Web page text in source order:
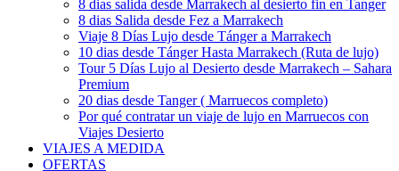
8 dias salida desde Marrakech al desierto fin en Tanger
8 dias Salida desde Fez a Marrakech
Viaje 8 Días Lujo desde Tánger a Marrakech
10 dias desde Tánger Hasta Marrakech (Ruta de lujo)
Tour 5 Días Lujo al Desierto desde Marrakech – Sahara
Premium
20 dias desde Tanger ( Marruecos completo)
Por qué contratar un viaje de lujo en Marruecos con
Viajes Desierto
VIAJES A MEDIDA
OFERTAS